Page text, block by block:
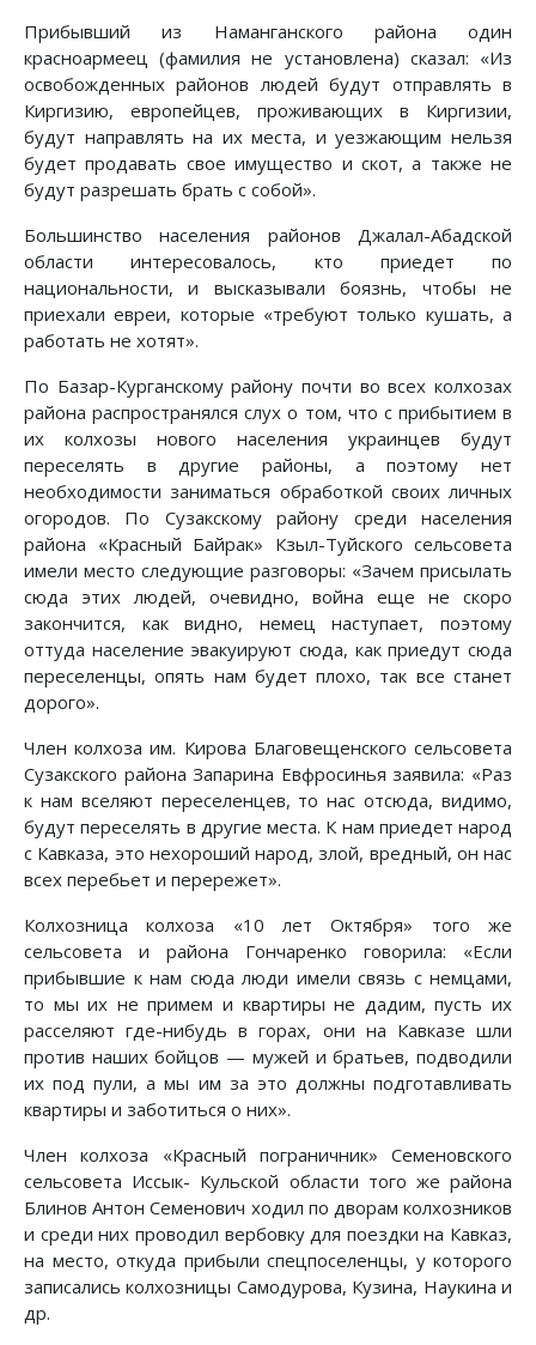
Прибывший из Наманганского района один
красноармеец (фамилия не установлена) сказал: «Из
освобожденных районов людей будут отправлять в
Киргизию, европейцев, проживающих в Киргизии,
будут направлять на их места, и уезжающим нельзя
будет продавать свое имущество и скот, а также не
будут разрешать брать с собой».
Большинство населения районов Джалал-Абадской
области интересовалось, кто приедет по
национальности, и высказывали боязнь, чтобы не
приехали евреи, которые «требуют только кушать, а
работать не хотят».
По Базар-Курганскому району почти во всех колхозах
района распространялся слух о том, что с прибытием в
их колхозы нового населения украинцев будут
переселять в другие районы, а поэтому нет
необходимости заниматься обработкой своих личных
огородов. По Сузакскому району среди населения
района «Красный Байрак» Кзыл-Туйского сельсовета
имели место следующие разговоры: «Зачем присылать
сюда этих людей, очевидно, война еще не скоро
закончится, как видно, немец наступает, поэтому
оттуда население эвакуируют сюда, как приедут сюда
переселенцы, опять нам будет плохо, так все станет
дорого».
Член колхоза им. Кирова Благовещенского сельсовета
Сузакского района Запарина Евфросинья заявила: «Раз
к нам вселяют переселенцев, то нас отсюда, видимо,
будут переселять в другие места. К нам приедет народ
с Кавказа, это нехороший народ, злой, вредный, он нас
всех перебьет и перережет».
Колхозница колхоза «10 лет Октября» того же
сельсовета и района Гончаренко говорила: «Если
прибывшие к нам сюда люди имели связь с немцами,
то мы их не примем и квартиры не дадим, пусть их
расселяют где-нибудь в горах, они на Кавказе шли
против наших бойцов — мужей и братьев, подводили
их под пули, а мы им за это должны подготавливать
квартиры и заботиться о них».
Член колхоза «Красный пограничник» Семеновского
сельсовета Иссык- Кульской области того же района
Блинов Антон Семенович ходил по дворам колхозников
и среди них проводил вербовку для поездки на Кавказ,
на место, откуда прибыли спецпоселенцы, у которого
записались колхозницы Самодурова, Кузина, Наукина и
др.